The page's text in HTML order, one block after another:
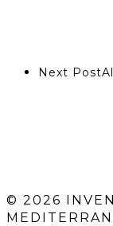
Next Post
© 2026